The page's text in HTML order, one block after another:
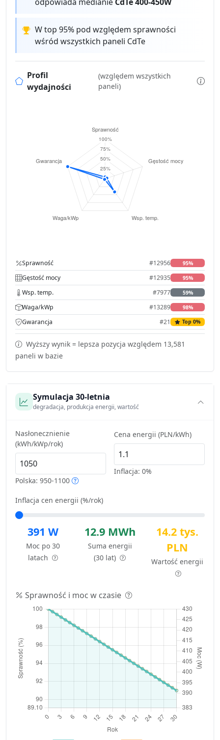
W top 95% pod względem sprawności
wśród wszystkich paneli CdTe
Profil
wydajności
(względem wszystkich
paneli)
Sprawność #12956 95%
Gęstość mocy #12935 95%
Wsp. temp. #7977 59%
Waga/kWp #13289 98%
Gwarancja #21 Top 0%
Wyższy wynik = lepsza pozycja względem 13,581
paneli w bazie
Symulacja 30-letnia
degradacja, produkcja energii, wartość
Nasłonecznienie
(kWh/kWp/rok)
Polska: 950-1100
Cena energii (PLN/kWh)
Inflacja: 0%
Inflacja cen energii (%/rok)
391 W
Moc po 30
latach
12.9 MWh
Suma energii
(30 lat)
14.2 tys.
PLN
Wartość energii
Sprawność i moc w czasie